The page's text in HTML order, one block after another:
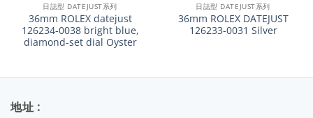
日誌型 DATEJUST系列
36mm ROLEX datejust
126234-0038 bright blue,
diamond-set dial Oyster
日誌型 DATEJUST系列
36mm ROLEX DATEJUST
126233-0031 Silver
地址 :